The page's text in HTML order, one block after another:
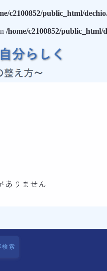
c2100852/public_html/
/home/c2100852/
ありません
検索